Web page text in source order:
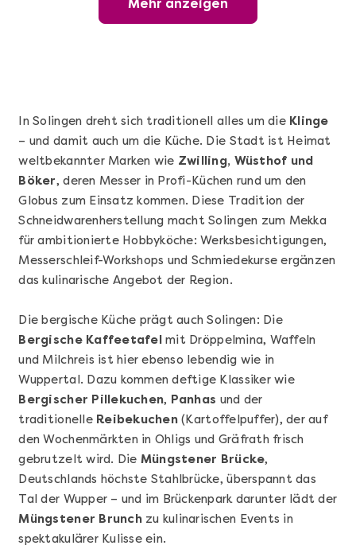
Hamburg erschmecken
Mehr anzeigen
Nürnberg erschmecken
Mehr anzeigen
Offene Weinprobe
Mehr anzeigen
In Solingen dreht sich traditionell alles um die Klinge
– und damit auch um die Küche. Die Stadt ist Heimat
weltbekannter Marken wie Zwilling, Wüsthof und
Böker, deren Messer in Profi-Küchen rund um den
Globus zum Einsatz kommen. Diese Tradition der
Schneidwarenherstellung macht Solingen zum Mekka
für ambitionierte Hobbyköche: Werksbesichtigungen,
Messerschleif-Workshops und Schmiedekurse ergänzen
das kulinarische Angebot der Region.
Die bergische Küche prägt auch Solingen: Die
Bergische Kaffeetafel mit Dröppelmina, Waffeln
und Milchreis ist hier ebenso lebendig wie in
Wuppertal. Dazu kommen deftige Klassiker wie
Bergischer Pillekuchen, Panhas und der
traditionelle Reibekuchen(Kartoffelpuffer), der auf
den Wochenmärkten in Ohligs und Gräfrath frisch
gebrutzelt wird. Die Müngstener Brücke,
Deutschlands höchste Stahlbrücke, überspannt das
Tal der Wupper – und im Brückenpark darunter lädt der
Müngstener Brunchzu kulinarischen Events in
spektakulärer Kulisse ein.